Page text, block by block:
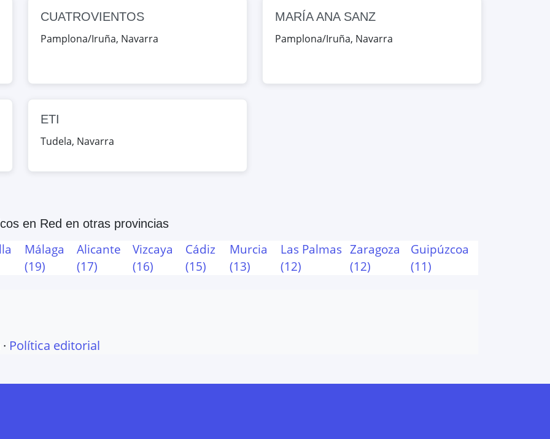
Navarra, España
España
España
CUATROVIENTOS
Pamplona/Iruña, Navarra
MARÍA ANA SANZ
Pamplona/Iruña, Navarra
ETI
Tudela, Navarra
en Red en otras provincias
Málaga
(19)
Alicante
(17)
Vizcaya
(16)
Cádiz
(15)
Murcia
(13)
Las Palmas
(12)
Zaragoza
(12)
Guipúzcoa
(11)
· Política editorial